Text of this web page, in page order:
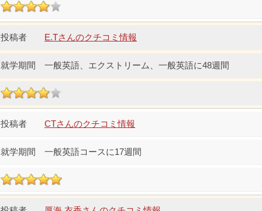
E.Tさんのクチコミ情報
一般英語、エクストリーム、一般英語に48週間
CTさんのクチコミ情報
一般英語コースに17週間